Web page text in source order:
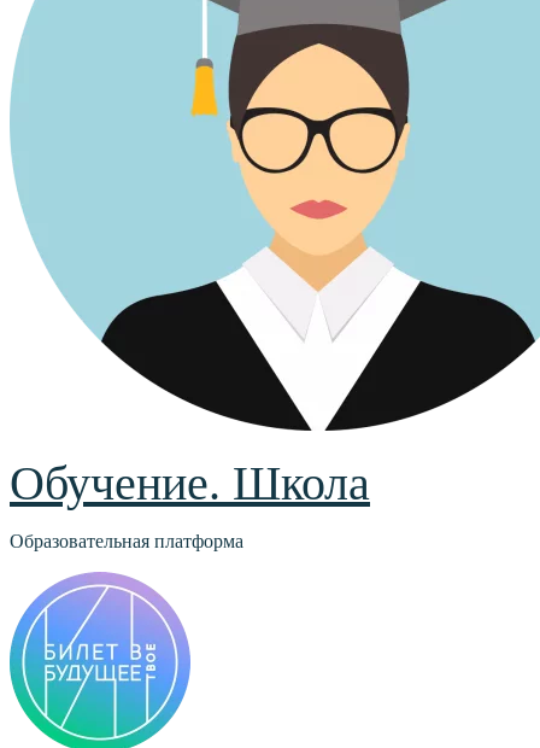
Обучение. Школа
Образовательная платформа